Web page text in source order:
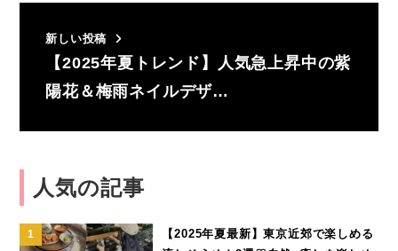
新しい投稿
【2025年夏トレンド】人気急上昇中の紫
陽花＆梅雨ネイルデザ…
人気の記事
【2025年夏最新】東京近郊で楽しめる